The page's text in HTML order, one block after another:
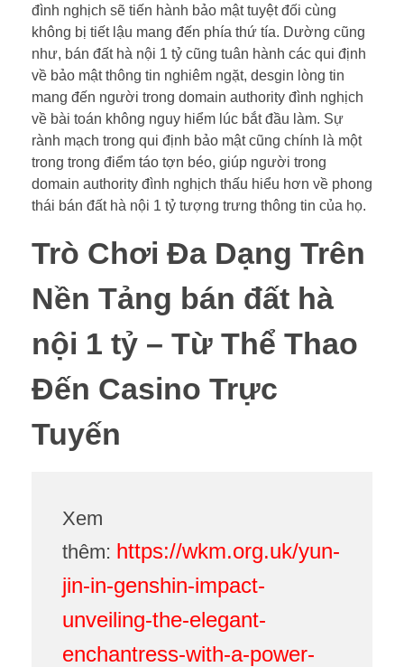
đình nghịch sẽ tiến hành bảo mật tuyệt đối cùng
không bị tiết lậu mang đến phía thứ tía. Dường cũng
như, bán đất hà nội 1 tỷ cũng tuân hành các qui định
về bảo mật thông tin nghiêm ngặt, desgin lòng tin
mang đến người trong domain authority đình nghịch
về bài toán không nguy hiểm lúc bắt đầu làm. Sự
rành mạch trong qui định bảo mật cũng chính là một
trong trong điểm táo tợn béo, giúp người trong
domain authority đình nghịch thấu hiểu hơn về phong
thái bán đất hà nội 1 tỷ tượng trưng thông tin của họ.
Trò Chơi Đa Dạng Trên
Nền Tảng bán đất hà
nội 1 tỷ – Từ Thể Thao
Đến Casino Trực
Tuyến
Xem
thêm: https://wkm.org.uk/yun-
jin-in-genshin-impact-
unveiling-the-elegant-
enchantress-with-a-power-